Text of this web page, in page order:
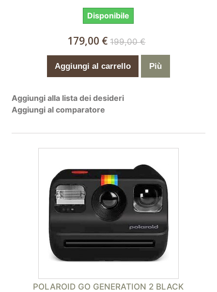
Disponibile
179,00 € 199,00 €
Aggiungi al carrello Più
Aggiungi alla lista dei desideri
Aggiungi al comparatore
POLAROID GO GENERATION 2 BLACK